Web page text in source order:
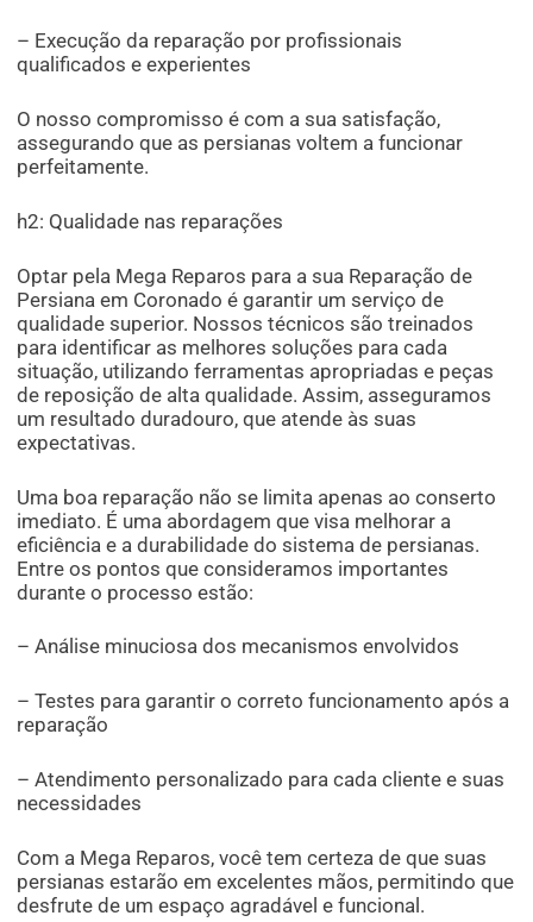
– Execução da reparação por profissionais
qualificados e experientes
O nosso compromisso é com a sua satisfação,
assegurando que as persianas voltem a funcionar
perfeitamente.
h2: Qualidade nas reparações
Optar pela Mega Reparos para a sua Reparação de
Persiana em Coronado é garantir um serviço de
qualidade superior. Nossos técnicos são treinados
para identificar as melhores soluções para cada
situação, utilizando ferramentas apropriadas e peças
de reposição de alta qualidade. Assim, asseguramos
um resultado duradouro, que atende às suas
expectativas.
Uma boa reparação não se limita apenas ao conserto
imediato. É uma abordagem que visa melhorar a
eficiência e a durabilidade do sistema de persianas.
Entre os pontos que consideramos importantes
durante o processo estão:
– Análise minuciosa dos mecanismos envolvidos
– Testes para garantir o correto funcionamento após a
reparação
– Atendimento personalizado para cada cliente e suas
necessidades
Com a Mega Reparos, você tem certeza de que suas
persianas estarão em excelentes mãos, permitindo que
desfrute de um espaço agradável e funcional.